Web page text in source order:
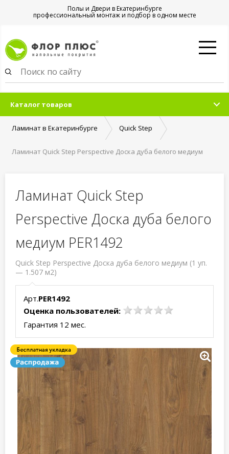
Полы и Двери в Екатеринбурге
профессиональный монтаж и подбор в одном месте
Каталог товаров
Ламинат в Екатеринбурге Quick Step
Ламинат Quick Step Perspective Доска дуба белого медиум
Ламинат Quick Step
Perspective Доска дуба белого
медиум PER1492
Quick Step Perspective Доска дуба белого медиум (1 уп.
— 1.507 м2)
Арт.PER1492
Оценка пользователей:
Гарантия 12 мес.